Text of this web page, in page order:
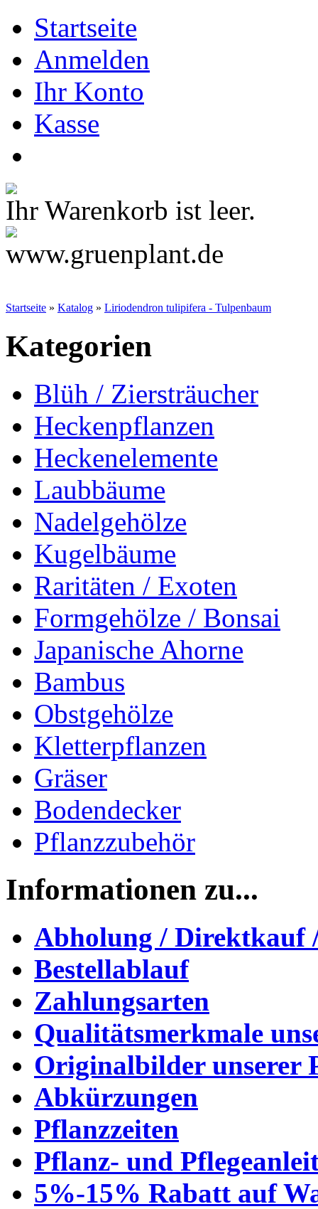
Startseite
Anmelden
Ihr Konto
Kasse
Ihr Warenkorb ist leer.
Startseite » Katalog » Liriodendron tulipifera - Tulpenbaum
Kategorien
Blüh / Ziersträucher
Heckenpflanzen
Heckenelemente
Laubbäume
Nadelgehölze
Kugelbäume
Raritäten / Exoten
Formgehölze / Bonsai
Japanische Ahorne
Bambus
Obstgehölze
Kletterpflanzen
Gräser
Bodendecker
Pflanzzubehör
Informationen zu...
Abholung / Direktkauf
Bestellablauf
Zahlungsarten
Qualitätsmerkmale
Originalbilder unserer
Abkürzungen
Pflanzzeiten
Pflanz- und
5%-15% Rabatt auf